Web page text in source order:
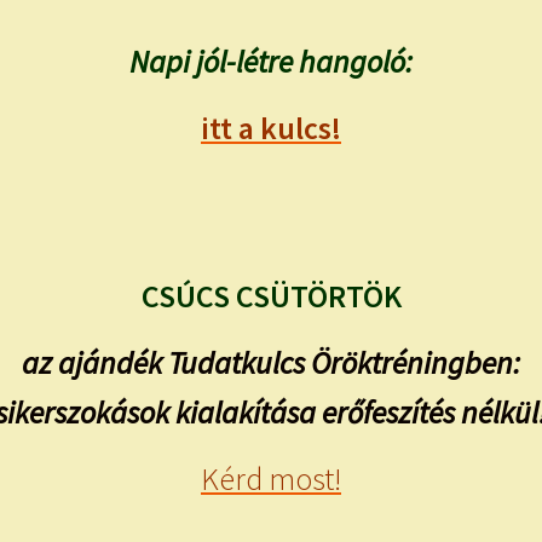
Napi jól-létre hangoló:
itt a kulcs!
CSÚCS CSÜTÖRTÖK
az ajándék Tudatkulcs Öröktréningben:
kialakítása erőfeszítés
Kérd most!